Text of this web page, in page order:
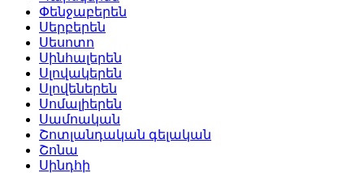
Փենջաբերեն
Սերբերեն
Սեսոտո
Սինհալերեն
Սլովակերեն
Սլովեներեն
Սոմալիերեն
Սամոական
Շոտլանդական գելական
Շոնա
Սինդհի